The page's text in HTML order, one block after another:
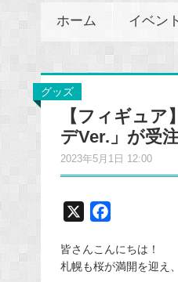
ホーム イベント
グッズ
【フィギュ
デVer.」が受
2023年5月1日 12:00
c
e
皆さんこんにちは！
札幌も桜が満開を迎え